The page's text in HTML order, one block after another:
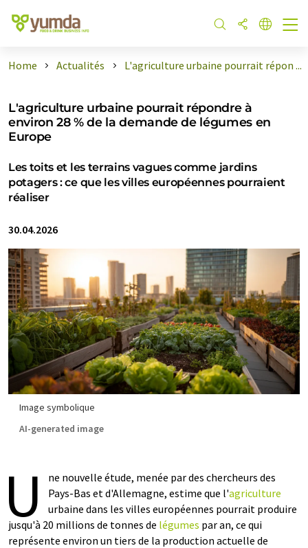
Home Actualités L'agriculture urbaine pourrait répon ...
L'agriculture urbaine pourrait répondre à
environ 28 % de la demande de légumes en
Europe
Les toits et les terrains vagues comme jardins
potagers : ce que les villes européennes pourraient
réaliser
30.04.2026
Image symbolique
AI-generated image
U
ne nouvelle étude, menée par des chercheurs des
Pays-Bas et d'Allemagne, estime que l'agriculture
urbaine dans les villes européennes pourrait produire
jusqu'à 20 millions de tonnes de légumes par an, ce qui
représente environ un tiers de la production actuelle de